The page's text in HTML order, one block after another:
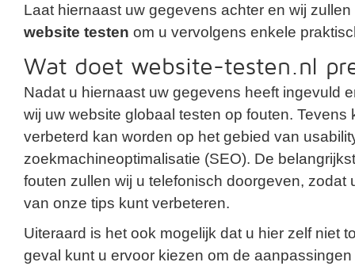
Laat hiernaast uw gegevens achter en wij
website testen om u vervolgens enkele
Wat doet website-testen.nl
Nadat u hiernaast uw gegevens heeft ingevuld
wij uw website globaal testen op fouten. Tevens
verbeterd kan worden op het gebied van
zoekmachineoptimalisatie (SEO). De
fouten zullen wij u telefonisch doorgeven, zodat
van onze tips kunt verbeteren.
Uiteraard is het ook mogelijk dat u hier zelf niet
geval kunt u ervoor kiezen om de